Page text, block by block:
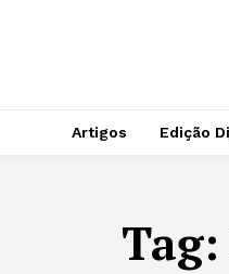
Artigos Edição
Tag: